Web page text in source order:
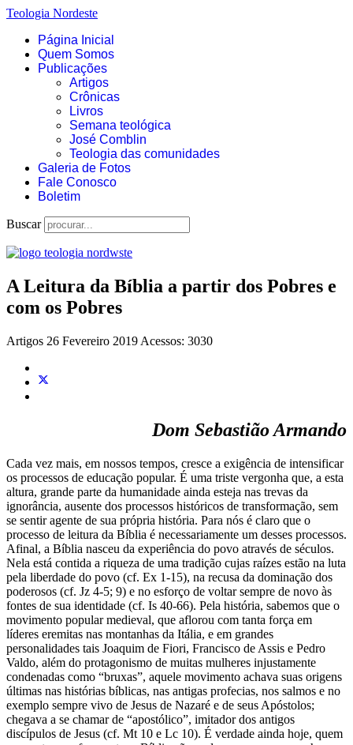
Teologia Nordeste
Página Inicial
Quem Somos
Publicações
Artigos
Crônicas
Livros
Semana teológica
José Comblin
Teologia das comunidades
Galeria de Fotos
Fale Conosco
Boletim
Buscar
A Leitura da Bíblia a partir dos Pobres e
com os Pobres
Artigos 26 Fevereiro 2019 Acessos: 3030
Dom Sebastião Armando
Cada vez mais, em nossos tempos, cresce a exigência de intensificar
os processos de educação popular. É uma triste vergonha que, a esta
altura, grande parte da humanidade ainda esteja nas trevas da
ignorância, ausente dos processos históricos de transformação, sem
se sentir agente de sua própria história. Para nós é claro que o
processo de leitura da Bíblia é necessariamente um desses processos.
Afinal, a Bíblia nasceu da experiência do povo através de séculos.
Nela está contida a riqueza de uma tradição cujas raízes estão na luta
pela liberdade do povo (cf. Ex 1-15), na recusa da dominação dos
poderosos (cf. Jz 4-5; 9) e no esforço de voltar sempre de novo às
fontes de sua identidade (cf. Is 40-66). Pela história, sabemos que o
movimento popular medieval, que aflorou com tanta força em
líderes eremitas nas montanhas da Itália, e em grandes
personalidades tais Joaquim de Fiori, Francisco de Assis e Pedro
Valdo, além do protagonismo de muitas mulheres injustamente
condenadas como “bruxas”, aquele movimento achava suas origens
últimas nas histórias bíblicas, nas antigas profecias, nos salmos e no
exemplo sempre vivo de Jesus de Nazaré e de seus Apóstolos;
chegava a se chamar de “apostólico”, imitador dos antigos
discípulos de Jesus (cf. Mt 10 e Lc 10). É verdade ainda hoje, quem